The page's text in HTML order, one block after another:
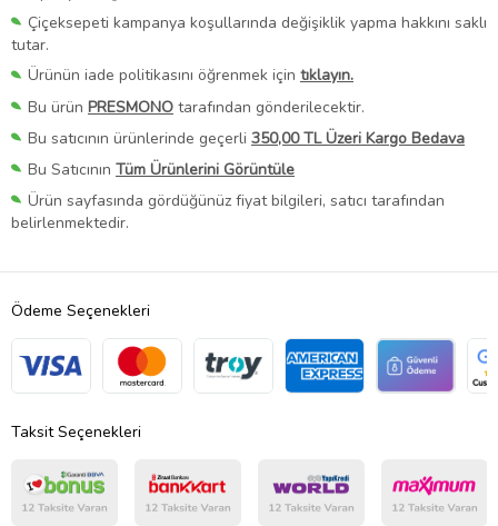
Çiçeksepeti kampanya koşullarında değişiklik yapma hakkını saklı
tutar.
Ürünün iade politikasını öğrenmek için tıklayın.
Bu ürün PRESMONO tarafından gönderilecektir.
Bu satıcının ürünlerinde geçerli 350,00 TL Üzeri Kargo Bedava
Bu Satıcının Tüm Ürünlerini Görüntüle
Ürün sayfasında gördüğünüz fiyat bilgileri, satıcı tarafından
belirlenmektedir.
Ödeme Seçenekleri
Taksit Seçenekleri